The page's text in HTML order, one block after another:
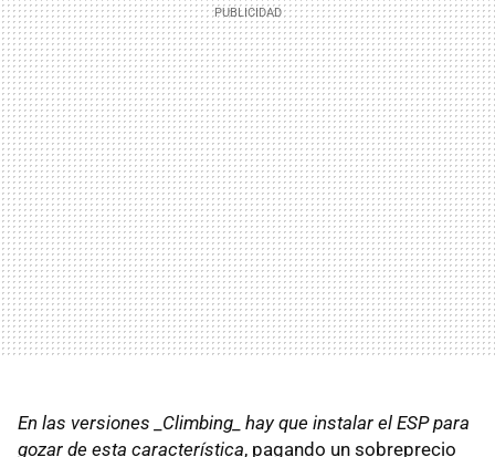
En las versiones _Climbing_ hay que instalar el ESP para
gozar de esta característica, pagando un sobreprecio